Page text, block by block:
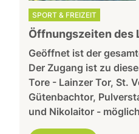
SPORT & FREIZEIT
Öffnungszeiten des
Geöffnet ist der
Der Zugang ist zu
Tore - Lainzer Tor, St.
Gütenbachtor,
und Nikolaitor -